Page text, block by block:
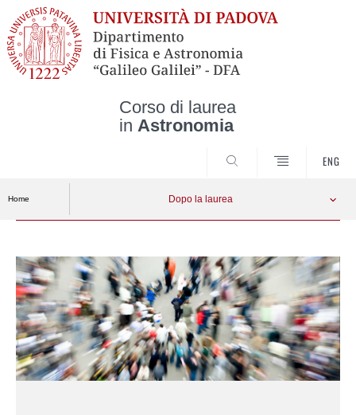
Corso di laurea
in Astronomia
ENG
Home Dopo la laurea